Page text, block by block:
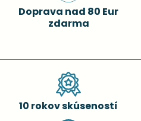
Doprava nad 80 Eur
zdarma
10 rokov skúseností